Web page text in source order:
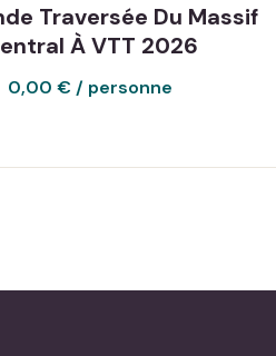
Traversée Du Massif
À VTT 2026
0,00€